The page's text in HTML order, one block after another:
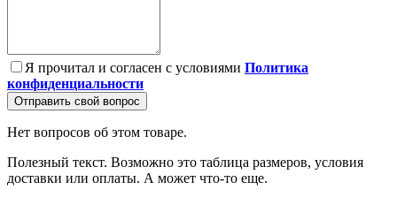
Я прочитал и согласен с условиями Политика
конфиденциальности
Отправить свой вопрос
Нет вопросов об этом товаре.
Полезный текст. Возможно это таблица размеров, условия
доставки или оплаты. А может что-то еще.